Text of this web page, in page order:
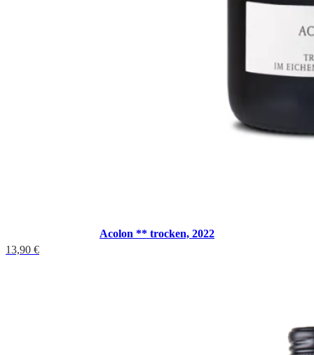
Acolon ** trocken, 2022
13,90 €